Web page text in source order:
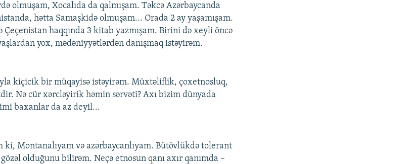
olmuşam, Xocalıda da qalmışam. Təkcə Azərbaycanda
hətta Samaşkidə olmuşam... Orada 2 ay yaşamışam.
Çeçenistan haqqında 3 kitab yazmışam. Birini də xeyli öncə
yox, mədəniyyətlərdən danışmaq istəyirəm.
kiçicik bir müqayisə istəyirəm. Müxtəliflik, çoxetnosluq,
Nə cür xərcləyirik həmin sərvəti? Axı bizim dünyada
baxanlar da az deyil...
ki, Montanalıyam və azərbaycanlıyam. Bütövlükdə tolerant
olduğunu bilirəm. Neçə etnosun qanı axır qanımda –